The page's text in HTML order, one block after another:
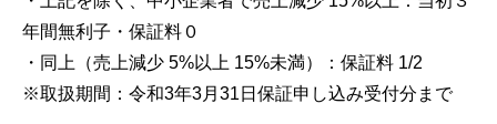
年間無利子・保証料０
・同上（売上減少 5%以上 15%未満）：保証料 1/2
※取扱期間：令和3年3月31日保証申し込み受付分まで